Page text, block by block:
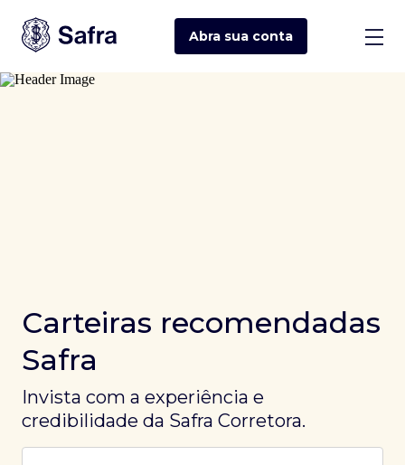
Abra sua conta
Carteiras recomendadas
Safra
Invista com a experiência e
credibilidade da Safra Corretora.